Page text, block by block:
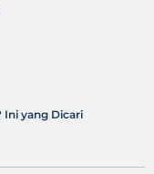
Ini yang Dicari